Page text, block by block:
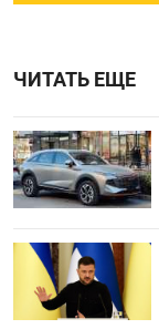
ЧИТАТЬ ЕЩЕ